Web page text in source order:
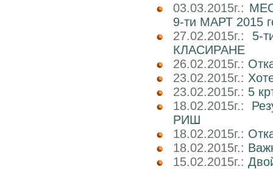
03.03.2015г.:
9-ти МАРТ 2015
27.02.2015г.: 5-
КЛАСИРАНЕ
26.02.2015г.:
23.02.2015г.:
23.02.2015г.: 5
18.02.2015г.:
РИШ
18.02.2015г.:
18.02.2015г.:
15.02.2015г.: